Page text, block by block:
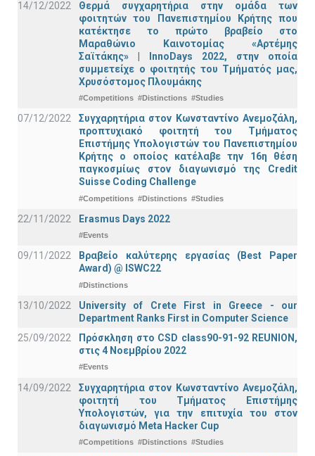
14/12/2022
Θερμά συγχαρητήρια στην ομάδα των
φοιτητών του Πανεπιστημίου Κρήτης που
κατέκτησε το πρώτο βραβείο στο
Μαραθώνιο Καινοτομίας «Αρτέμης
Σαϊτάκης» | InnoDays 2022, στην οποία
συμμετείχε ο φοιτητής του Τμήματός μας,
Χρυσόστομος Πλουμάκης
#Competitions #Distinctions #Studies
07/12/2022
Συγχαρητήρια στον Κωνσταντίνο Ανεμοζάλη,
προπτυχιακό φοιτητή του Τμήματος
Επιστήμης Υπολογιστών του Πανεπιστημίου
Κρήτης ο οποίος κατέλαβε την 16η θέση
παγκοσμίως στον διαγωνισμό της Credit
Suisse Coding Challenge
#Competitions #Distinctions #Studies
22/11/2022 Erasmus Days 2022
#Events
09/11/2022
Βραβείο καλύτερης εργασίας (Best Paper
Award) @ ISWC22
#Distinctions
13/10/2022
University of Crete First in Greece - our
Department Ranks First in Computer Science
25/09/2022
Πρόσκληση στο CSD class90-91-92 REUNION,
στις 4 Νοεμβρίου 2022
#Events
14/09/2022
Συγχαρητήρια στον Κωνσταντίνο Ανεμοζάλη,
φοιτητή του Τμήματος Επιστήμης
Υπολογιστών, για την επιτυχία του στον
διαγωνισμό Meta Hacker Cup
#Competitions #Distinctions #Studies